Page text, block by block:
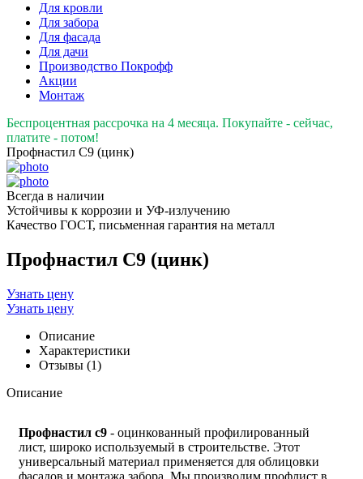
Для кровли
Для забора
Для фасада
Для дачи
Производство Покрофф
Акции
Монтаж
Беспроцентная рассрочка на 4 месяца. Покупайте - сейчас,
платите - потом!
Профнастил С9 (цинк)
Всегда в наличии
Устойчивы к коррозии и УФ-излучению
Качество ГОСТ, письменная гарантия на металл
Профнастил С9 (цинк)
Узнать цену
Узнать цену
Описание
Характеристики
Отзывы (1)
Описание
Профнастил с9 - оцинкованный профилированный
лист, широко используемый в строительстве. Этот
универсальный материал применяется для облицовки
фасадов и монтажа забора. Мы производим профлист в